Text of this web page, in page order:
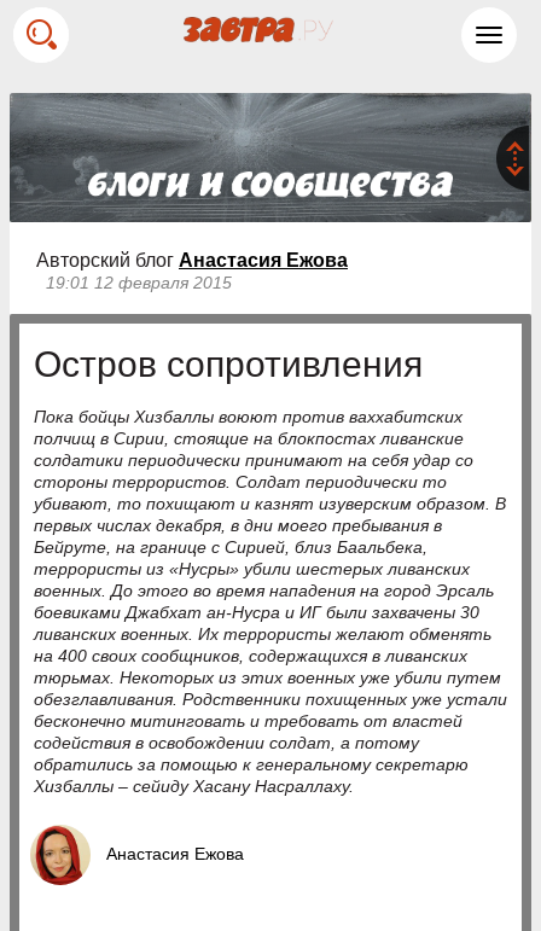
Авторский блог Анастасия Ежова
19:01 12 февраля 2015
Остров сопротивления
Пока бойцы Хизбаллы воюют против ваххабитских
полчищ в Сирии, стоящие на блокпостах ливанские
солдатики периодически принимают на себя удар со
стороны террористов. Солдат периодически то
убивают, то похищают и казнят изуверским образом. В
первых числах декабря, в дни моего пребывания в
Бейруте, на границе с Сирией, близ Баальбека,
террористы из «Нусры» убили шестерых ливанских
военных. До этого во время нападения на город Эрсаль
боевиками Джабхат ан-Нусра и ИГ были захвачены 30
ливанских военных. Их террористы желают обменять
на 400 своих сообщников, содержащихся в ливанских
тюрьмах. Некоторых из этих военных уже убили путем
обезглавливания. Родственники похищенных уже устали
бесконечно митинговать и требовать от властей
содействия в освобождении солдат, а потому
обратились за помощью к генеральному секретарю
Хизбаллы – сейиду Хасану Насраллаху.
Анастасия Ежова